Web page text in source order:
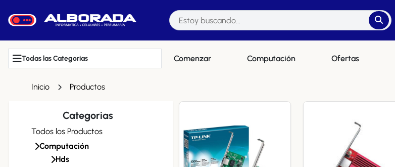
Todas las Categorias Comenzar Computación Ofertas
Inicio Productos
Categorias
Todos los Productos
Computación
Hds